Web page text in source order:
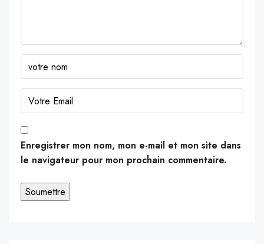
Enregistrer mon nom, mon e-mail et mon site dans
le navigateur pour mon prochain commentaire.